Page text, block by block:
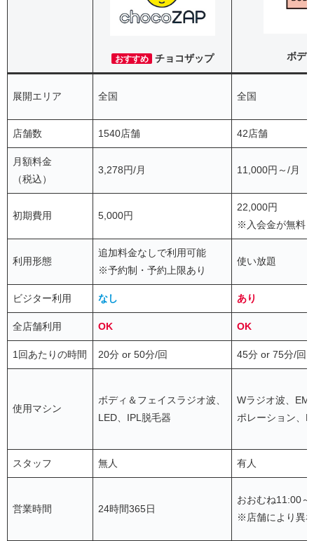
おすすめ チョコザップ ボデ
展開エリア 全国 全国
店舗数 1540店舗 42店舗
月額料金
（税込）
3,278円/月 11,000円～/月
初期費用 5,000円
22,000円
※入会金が無料
利用形態
追加料金なしで利用可能
※予約制・予約上限あり
使い放題
ビジター利用 なし あり
全店舗利用 OK OK
1回あたりの時間 20分 or 50分/回 45分 or 75分/回
使用マシン
ボディ＆フェイスラジオ波、
LED、IPL脱毛器
Wラジオ波、
ポレーション、
スタッフ 無人 有人
営業時間 24時間365日
おおむね11:00
※店舗により異